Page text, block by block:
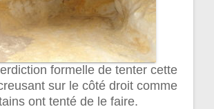
formelle de tenter cette
sur le côté droit comme
ont tenté de le faire.